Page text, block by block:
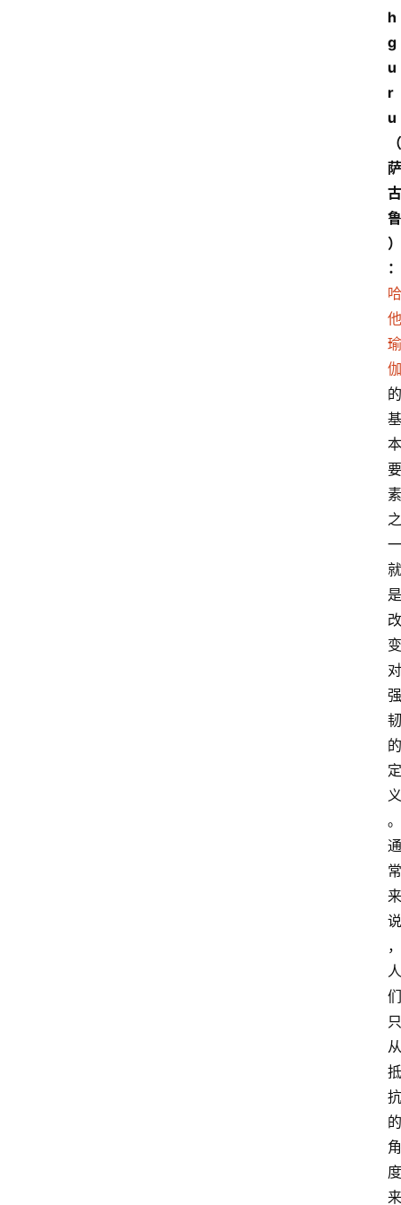
h
g
u
r
u
（
萨
古
鲁
）
：
哈
他
瑜
伽
的
基
本
要
素
之
一
就
是
改
变
对
强
韧
的
定
义
。
通
常
来
说
，
人
们
只
从
抵
抗
的
角
度
来